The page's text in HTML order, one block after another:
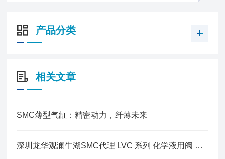
产品分类
相关文章
SMC薄型气缸：精密动力，纤薄未来
深圳龙华观澜牛湖SMC代理 LVC 系列 化学液用阀 气控式接头一体型